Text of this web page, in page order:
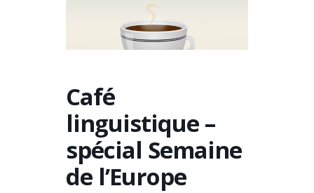
Café
linguistique –
spécial Semaine
de l’Europe